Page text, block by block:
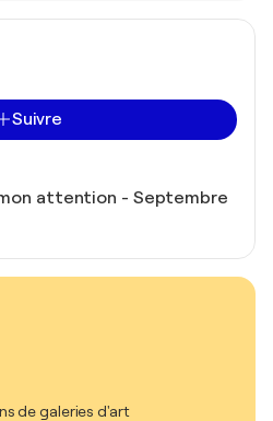
Suivre
attention - Septembre
de galeries d'art